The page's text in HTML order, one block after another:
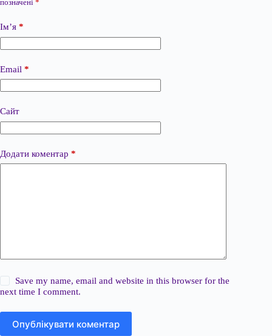
позначені *
Ім’я *
Email *
Сайт
Додати коментар *
Save my name, email and website in this browser for the
next time I comment.
Опублікувати коментар